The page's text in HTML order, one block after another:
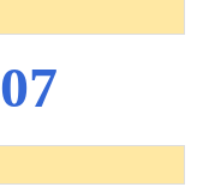
07